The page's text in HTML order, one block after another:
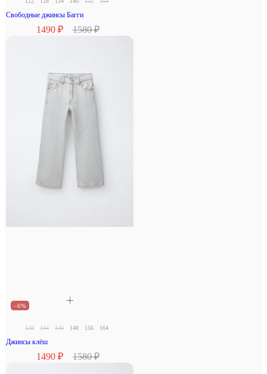
Свободные джинсы Багги
1490 ₽ 1580 ₽
–6%
128 134 140 148 156 164
Джинсы клёш
1490 ₽ 1580 ₽